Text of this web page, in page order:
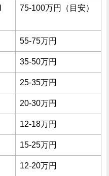
75-100万円（目安）
55-75万円
35-50万円
25-35万円
20-30万円
12-18万円
15-25万円
12-20万円